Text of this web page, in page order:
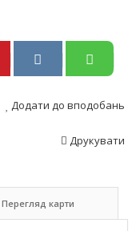
Додати до вподобань
Друкувати
Перегляд карти